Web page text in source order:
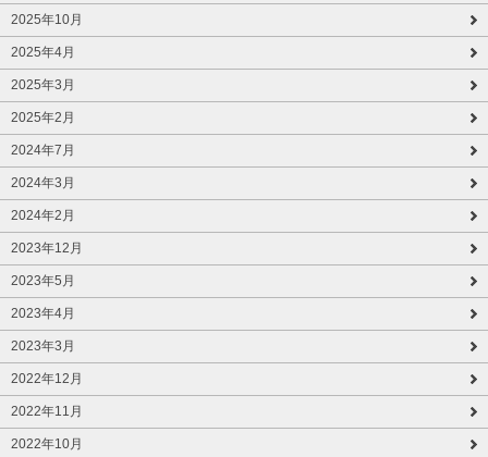
2025年10月
2025年4月
2025年3月
2025年2月
2024年7月
2024年3月
2024年2月
2023年12月
2023年5月
2023年4月
2023年3月
2022年12月
2022年11月
2022年10月